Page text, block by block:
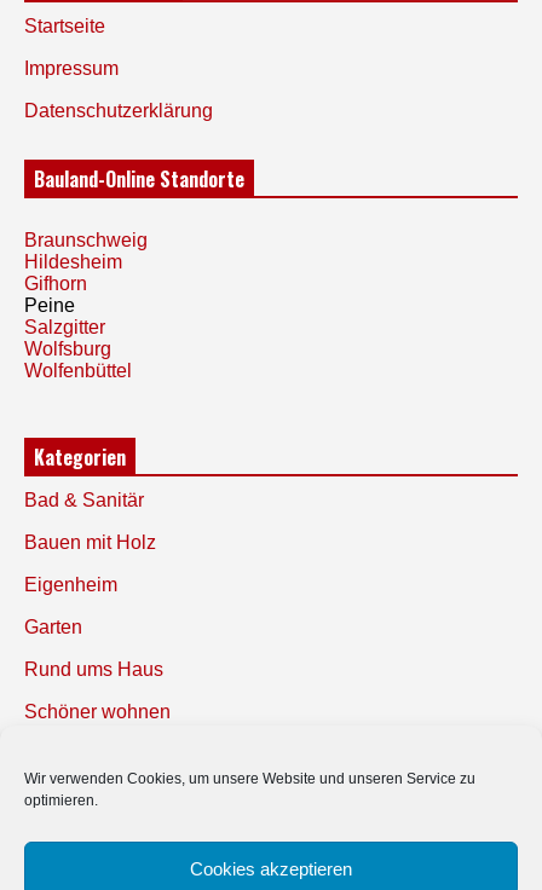
Wir verwenden Cookies, um unsere Website und unseren Service zu
optimieren.
Cookies akzeptieren
Startseite
Impressum
Datenschutzerklärung
Bauland-Online Standorte
Braunschweig
Hildesheim
Gifhorn
Peine
Salzgitter
Wolfsburg
Wolfenbüttel
Kategorien
Bad & Sanitär
Bauen mit Holz
Eigenheim
Garten
Rund ums Haus
Schöner wohnen